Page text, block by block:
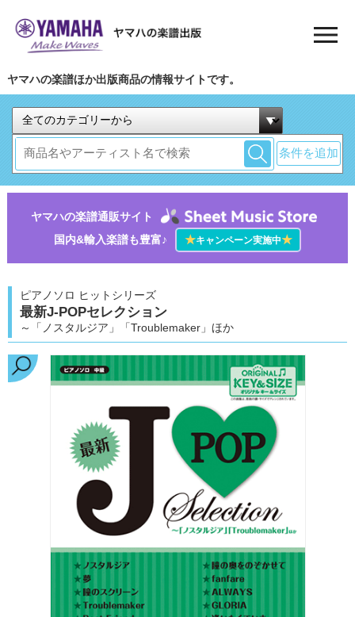
ヤマハの楽譜ほか出版商品の情報サイトです。
条件を追加
ヤマハの楽譜通販サイト
国内&輸入楽譜も豊富♪
★キャンペーン実施中★
ピアノソロ ヒットシリーズ
最新J-POPセレクション
～「ノスタルジア」「Troublemaker」ほか